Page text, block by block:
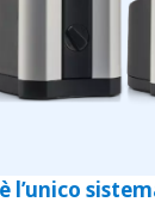
è l’unico